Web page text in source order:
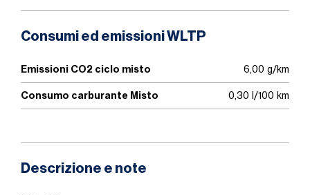
Consumi ed emissioni WLTP
Emissioni CO2 ciclo misto 6,00 g/km
Consumo carburante Misto 0,30 l/100 km
Descrizione e note